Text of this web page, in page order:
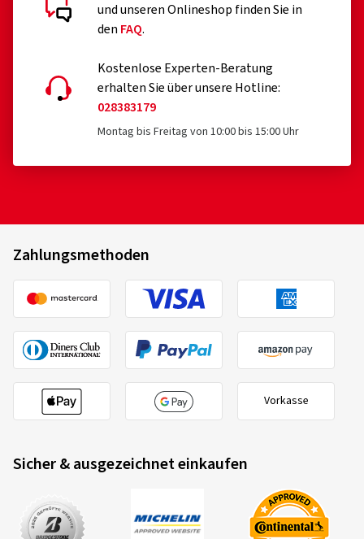
und unseren Onlineshop finden Sie in
den FAQ.
Kostenlose Experten-Beratung
erhalten Sie über unsere Hotline:
028383179
Montag bis Freitag von 10:00 bis 15:00 Uhr
Zahlungsmethoden
Vorkasse
Sicher & ausgezeichnet einkaufen